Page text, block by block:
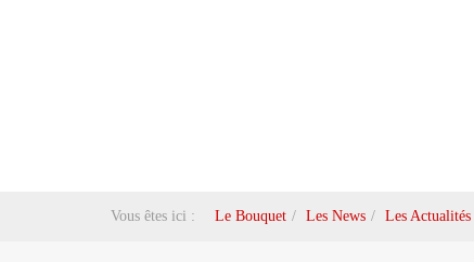
Vous êtes ici : Le Bouquet Les News Les Actualités